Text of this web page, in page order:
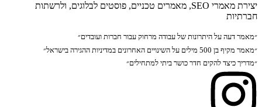
יצירת מאמרי SEO, מאמרים טכניים, פוסטים לבלוגים, ולרשתות
חברתיות
״מאמר דעה על היתרונות של עבודה מרחוק עבור חברות ועובדים״
״מאמר מקיף בן 500 מילים על השינויים האחרונים במדיניות ההגירה בישראל״
״מדריך כיצד להקים חדר כושר ביתי למתחילים״